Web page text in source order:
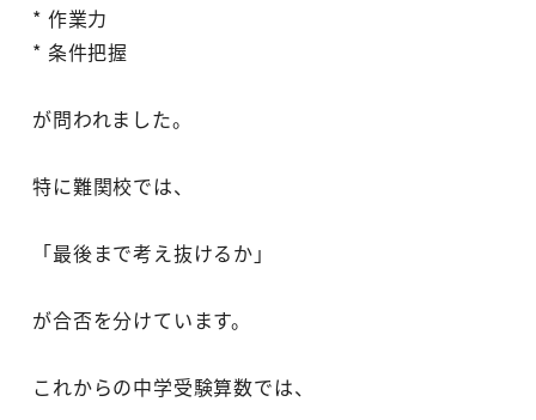
* 作業力
* 条件把握
が問われました。
特に難関校では、
「最後まで考え抜けるか」
が合否を分けています。
これからの中学受験算数では、